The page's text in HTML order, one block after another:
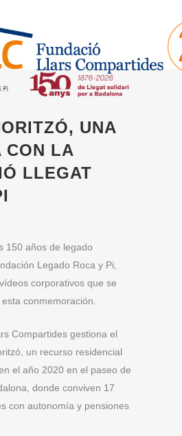
UNA
CON LA
LLEGAT
150 años de legado
Legado Roca y Pi,
corporativos que se
conmemoración.
Compartides gestiona el
un recurso residencial
el año 2020 en el paseo de
donde conviven 17
con autonomía y pensiones